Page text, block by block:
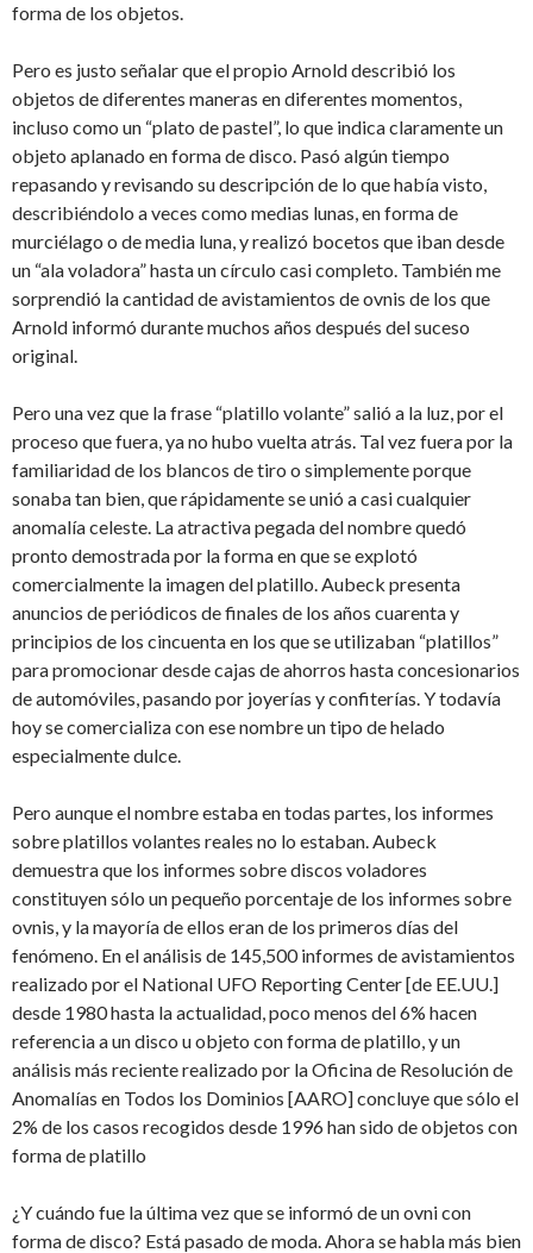
forma de los objetos.
Pero es justo señalar que el propio Arnold describió los
objetos de diferentes maneras en diferentes momentos,
incluso como un “plato de pastel”, lo que indica claramente un
objeto aplanado en forma de disco. Pasó algún tiempo
repasando y revisando su descripción de lo que había visto,
describiéndolo a veces como medias lunas, en forma de
murciélago o de media luna, y realizó bocetos que iban desde
un “ala voladora” hasta un círculo casi completo. También me
sorprendió la cantidad de avistamientos de ovnis de los que
Arnold informó durante muchos años después del suceso
original.
Pero una vez que la frase “platillo volante” salió a la luz, por el
proceso que fuera, ya no hubo vuelta atrás. Tal vez fuera por la
familiaridad de los blancos de tiro o simplemente porque
sonaba tan bien, que rápidamente se unió a casi cualquier
anomalía celeste. La atractiva pegada del nombre quedó
pronto demostrada por la forma en que se explotó
comercialmente la imagen del platillo. Aubeck presenta
anuncios de periódicos de finales de los años cuarenta y
principios de los cincuenta en los que se utilizaban “platillos”
para promocionar desde cajas de ahorros hasta concesionarios
de automóviles, pasando por joyerías y confiterías. Y todavía
hoy se comercializa con ese nombre un tipo de helado
especialmente dulce.
Pero aunque el nombre estaba en todas partes, los informes
sobre platillos volantes reales no lo estaban. Aubeck
demuestra que los informes sobre discos voladores
constituyen sólo un pequeño porcentaje de los informes sobre
ovnis, y la mayoría de ellos eran de los primeros días del
fenómeno. En el análisis de 145,500 informes de avistamientos
realizado por el National UFO Reporting Center [de EE.UU.]
desde 1980 hasta la actualidad, poco menos del 6% hacen
referencia a un disco u objeto con forma de platillo, y un
análisis más reciente realizado por la Oficina de Resolución de
Anomalías en Todos los Dominios [AARO] concluye que sólo el
2% de los casos recogidos desde 1996 han sido de objetos con
forma de platillo
¿Y cuándo fue la última vez que se informó de un ovni con
forma de disco? Está pasado de moda. Ahora se habla más bien